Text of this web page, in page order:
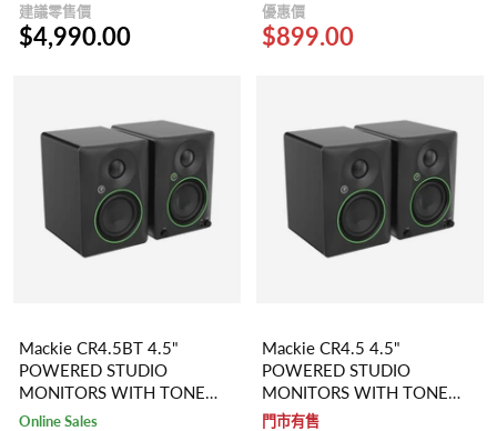
建議零售價
$4,990.00
優惠價
$899.00
Mackie CR4.5BT 4.5"
POWERED STUDIO
MONITORS WITH TONE
CONTROL AND
Online Sales
Mackie CR4.5 4.5"
POWERED STUDIO
MONITORS WITH TONE
CONTROL
門市有售